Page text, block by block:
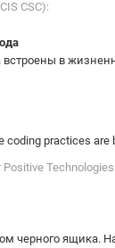
CSC):
в
practices
Technologies:
черного ящика.